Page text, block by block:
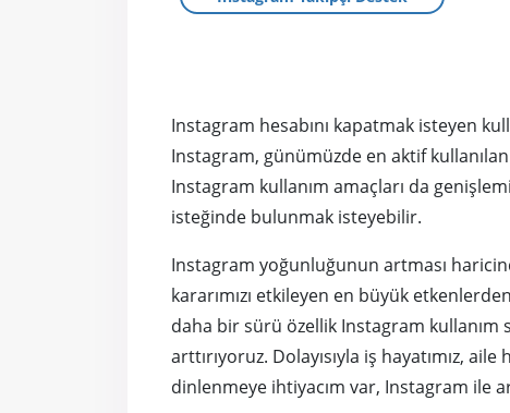
Instagram hesabını kapatmak isteyen
Instagram, günümüzde en aktif kullanılan
Instagram kullanım amaçları da
isteğinde bulunmak isteyebilir.
Instagram yoğunluğunun artması
kararımızı etkileyen en büyük
daha bir sürü özellik Instagram kullanım
arttırıyoruz. Dolayısıyla iş hayatımız,
dinlenmeye ihtiyacım var, Instagram ile